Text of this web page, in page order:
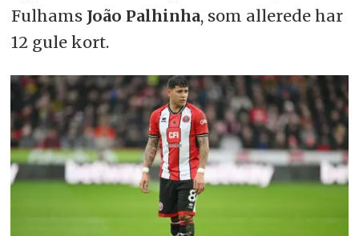
Fulhams João Palhinha, som allerede har
12 gule kort.